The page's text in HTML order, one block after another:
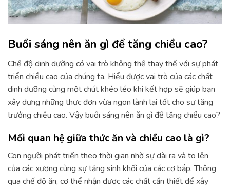
Buổi sáng nên ăn gì để tăng chiều cao?
Chế độ dinh dưỡng có vai trò không thể thay thế với sự phát
triển chiều cao của chúng ta. Hiểu được vai trò của các chất
dinh dưỡng cùng một chút khéo léo khi kết hợp sẽ giúp bạn
xây dựng những thực đơn vừa ngon lành lại tốt cho sự tăng
trưởng chiều cao. Vậy buổi sáng nên ăn gì để tăng chiều cao?
Mối quan hệ giữa thức ăn và chiều cao là gì?
Con người phát triển theo thời gian nhờ sự dài ra và to lên
của các xương cùng sự tăng sinh khối của các cơ bắp. Thông
qua chế độ ăn, cơ thể nhận được các chất cần thiết để xây